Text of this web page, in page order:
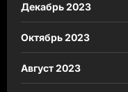
Декабрь 2023
Октябрь 2023
Август 2023